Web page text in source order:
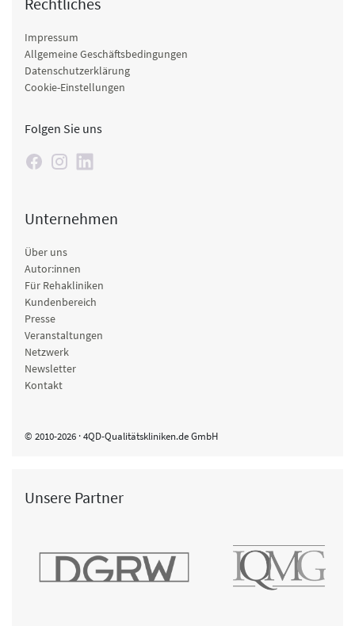
Impressum
Allgemeine Geschäftsbedingungen
Datenschutzerklärung
Cookie-Einstellungen
Folgen Sie uns
Unternehmen
Über uns
Autor:innen
Für Rehakliniken
Kundenbereich
Presse
Veranstaltungen
Netzwerk
Newsletter
Kontakt
© 2010-2026 · 4QD-Qualitätskliniken.de GmbH
Unsere Partner